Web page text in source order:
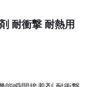
耐衝撃 耐熱用